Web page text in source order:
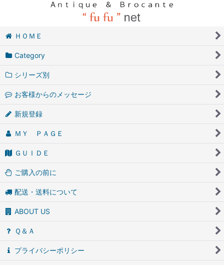
ＨＯＭＥ
Category
シリーズ別
お客様からのメッセージ
新規登録
ＭＹ ＰＡＧＥ
ＧＵＩＤＥ
ご購入の前に
配送・送料について
ABOUT US
Ｑ＆Ａ
プライバシーポリシー